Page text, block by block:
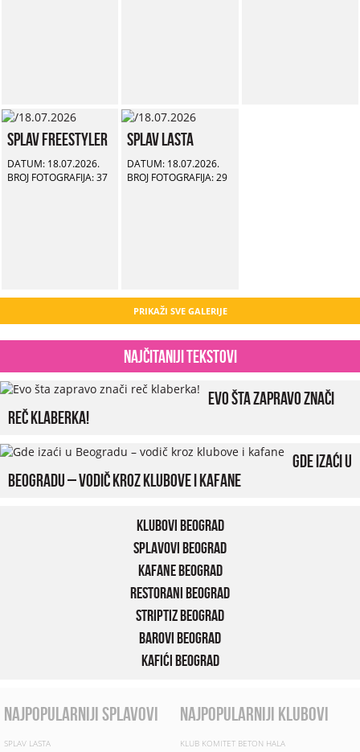
Splav Freestyler
DATUM: 18.07.2026.
BROJ FOTOGRAFIJA: 37
Splav Lasta
DATUM: 18.07.2026.
BROJ FOTOGRAFIJA: 29
PRIKAŽI SVE GALERIJE
Najčitaniji tekstovi
Evo šta zapravo znači
reč klaberka!
Gde izaći u
Beogradu – vodič kroz klubove i kafane
Klubovi Beograd
Splavovi Beograd
Kafane Beograd
Restorani Beograd
Striptiz Beograd
Barovi Beograd
Kafići Beograd
najpopularniji splavovi
SPLAV LASTA
najpopularniji klubovi
KLUB KOMITET BETON HALA